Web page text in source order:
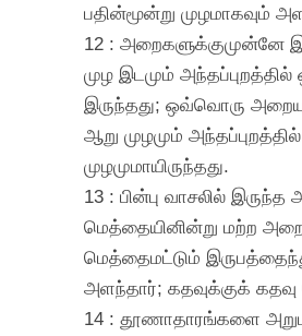
பதின்மூன்று முழமாகவும்
12 : அறைகளுக்குமுன்னே
முழ இடமும் அந்தப்புறத்தில்
இருந்தது; ஒவ்வொரு
ஆறு முழமும்
முழமுமாயிருந்தது.
13 : பின்பு வாசலில்
மெத்தையினின்று மற்ற
மெத்தைமட்டும்
அளந்தார்; கதவுக்குக் கதவு
14 : தூணாதாரங்களை